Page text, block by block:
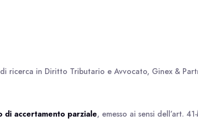
ricerca in Diritto Tributario e Avvocato, Ginex &
di accertamento parziale, emesso ai sensi dell’art. 41